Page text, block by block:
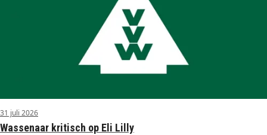
31 juli 2026
Wassenaar kritisch op Eli Lilly